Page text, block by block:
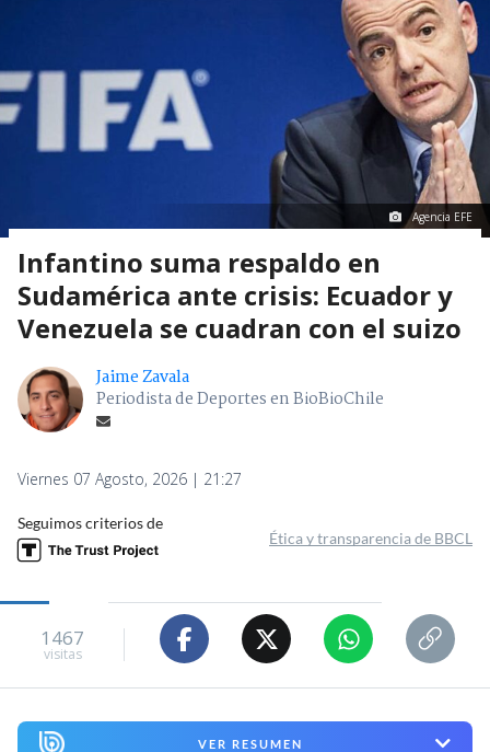
Agencia EFE
Infantino suma respaldo en
Sudamérica ante crisis: Ecuador y
Venezuela se cuadran con el suizo
Jaime Zavala
Periodista de Deportes en BioBioChile
Viernes 07 Agosto, 2026 | 21:27
Seguimos criterios de
Ética y transparencia de BBCL
1467
visitas
VER RESUMEN